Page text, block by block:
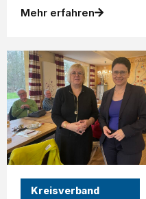
Mehr erfahren
Kreisverband